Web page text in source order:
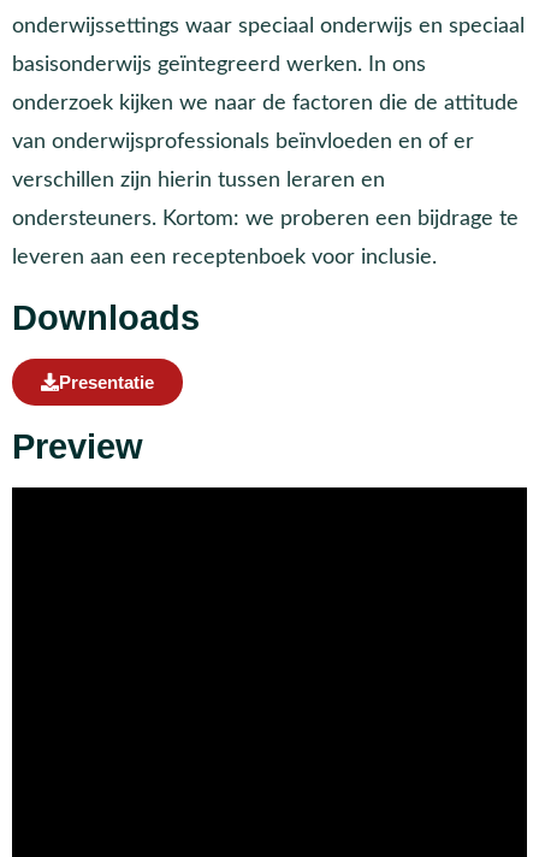
onderwijssettings waar speciaal onderwijs en speciaal
basisonderwijs geïntegreerd werken. In ons
onderzoek kijken we naar de factoren die de attitude
van onderwijsprofessionals beïnvloeden en of er
verschillen zijn hierin tussen leraren en
ondersteuners. Kortom: we proberen een bijdrage te
leveren aan een receptenboek voor inclusie.
Downloads
Presentatie
Preview